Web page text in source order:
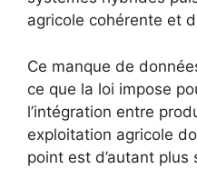
agricole cohérente et
Ce manque de
ce que la loi impose
l’intégration entre
exploitation agricole
point est d’autant